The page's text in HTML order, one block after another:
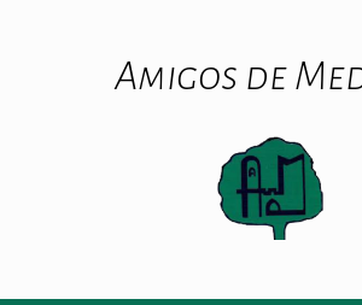
Amigos de